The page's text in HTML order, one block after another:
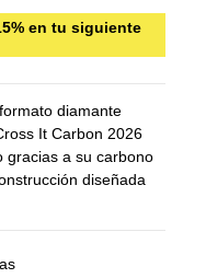
en tu siguiente
diamante
It Carbon 2026
gracias a su carbono
diseñada